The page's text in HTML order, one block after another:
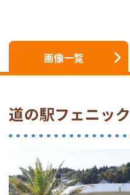
画像一覧
道の駅フェニッ